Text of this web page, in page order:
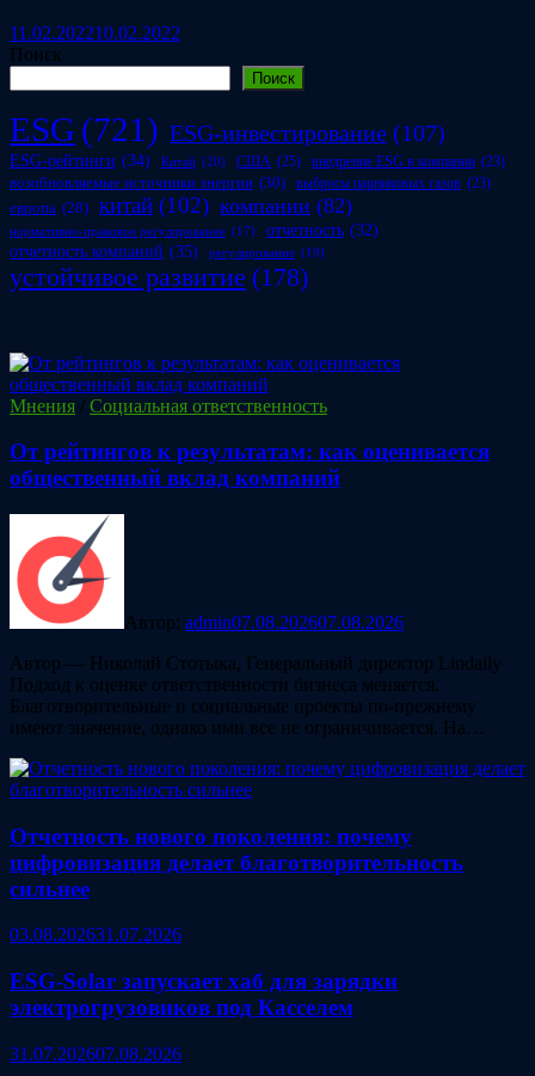
11.02.202210.02.2022
Поиск
Поиск
ESG (721) ESG-инвестирование (107)
ESG-рейтинги (34) Китай (20) США (25) внедрение ESG в компании (23)
возобновляемые источники энергии (30) выбросы парниковых газов (23)
европа (28) китай (102) компании (82)
нормативно-правовое регулирование (17) отчетность (32)
отчетность компаний (35) регулирование (19)
устойчивое развитие (178)
Мнения / Социальная ответственность
От рейтингов к результатам: как оценивается
общественный вклад компаний
Автор: admin07.08.202607.08.2026
Автор — Николай Стотыка, Генеральный директор Lindaily
Подход к оценке ответственности бизнеса меняется.
Благотворительные и социальные проекты по-прежнему
имеют значение, однако ими все не ограничивается. На…
Отчетность нового поколения: почему
цифровизация делает благотворительность
сильнее
03.08.202631.07.2026
ESG‑Solar запускает хаб для зарядки
электрогрузовиков под Касселем
31.07.202607.08.2026